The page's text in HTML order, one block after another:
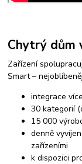
Chytrý dům
Zařízení
Smart –
integrace
30 kategorií
15 000
denně
zařízeními
k dispozici